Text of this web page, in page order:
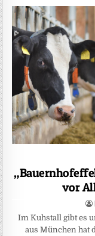
vor
Im Kuhstall gibt es
aus München hat